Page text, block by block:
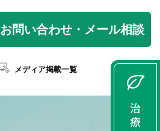
お問い合わせ・メール相談
メディア掲載一覧